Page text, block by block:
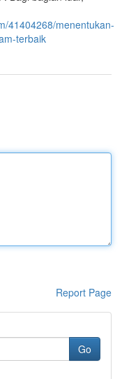
41404268/menentukan-
terbaik
Report Page
Go